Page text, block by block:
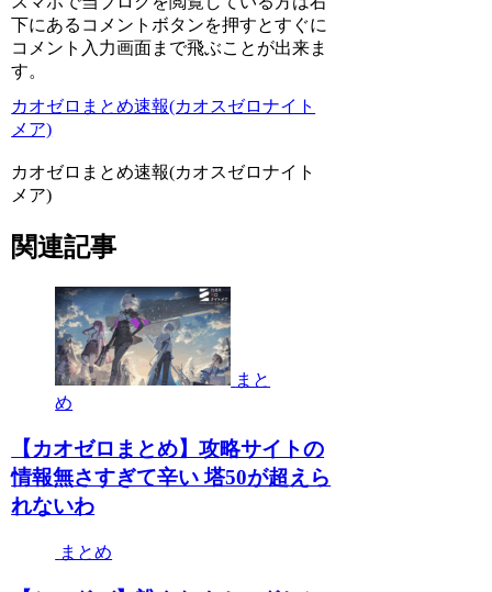
下にあるコメントボタンを押すとすぐに
コメント入力画面まで飛ぶことが出来ま
す。
カオゼロまとめ速報(カオスゼロナイト
メア)
カオゼロまとめ速報(カオスゼロナイト
メア)
関連記事
まと
め
【カオゼロまとめ】攻略サイトの
情報無さすぎて辛い 塔50が超えら
れないわ
まとめ